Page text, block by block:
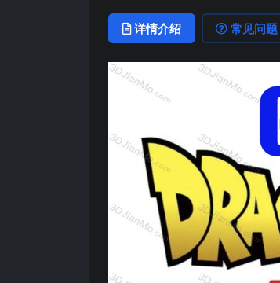
详情介绍 常见问题